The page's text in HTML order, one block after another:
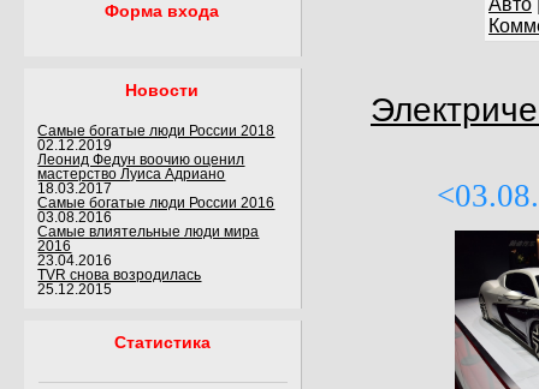
Форма входа
Новости
Самые богатые люди России 2018
02.12.2019
Леонид Федун воочию оценил
мастерство Луиса Адриано
18.03.2017
Самые богатые люди России 2016
03.08.2016
Самые влиятельные люди мира
2016
23.04.2016
TVR снова возродилась
25.12.2015
Статистика
Авто